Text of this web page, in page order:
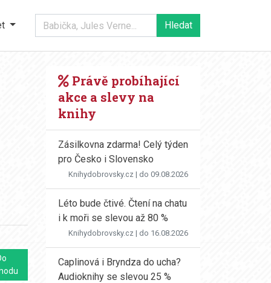
Právě probíhající
akce a slevy na
knihy
Zásilkovna zdarma! Celý týden
pro Česko i Slovensko
Knihydobrovsky.cz | do 09.08.2026
Léto bude čtivé. Čtení na chatu
i k moři se slevou až 80 %
Knihydobrovsky.cz | do 16.08.2026
Caplinová i Bryndza do ucha?
Audioknihy se slevou 25 %